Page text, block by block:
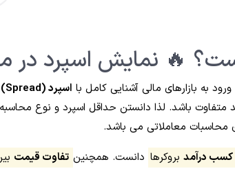
🔥 نمایش اسپرد در
به بازارهای مالی آشنایی کامل با اسپرد (Spread)
متفاوت باشد. لذا دانستن حداقل اسپرد و نوع
محاسبات معاملاتی می باشد.
کسب درآمد بروکرها دانست. همچنین تفاوت قیمت